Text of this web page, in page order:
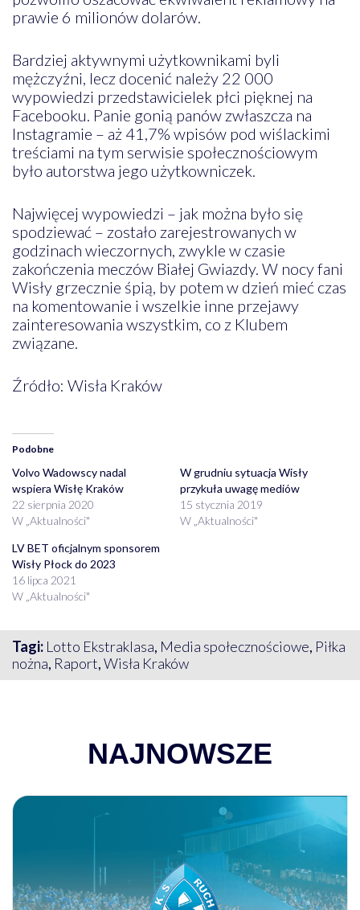
prawie 6 milionów dolarów.
Bardziej aktywnymi użytkownikami byli
mężczyźni, lecz docenić należy 22 000
wypowiedzi przedstawicielek płci pięknej na
Facebooku. Panie gonią panów zwłaszcza na
Instagramie – aż 41,7% wpisów pod wiślackimi
treściami na tym serwisie społecznościowym
było autorstwa jego użytkowniczek.
Najwięcej wypowiedzi – jak można było się
spodziewać – zostało zarejestrowanych w
godzinach wieczornych, zwykle w czasie
zakończenia meczów Białej Gwiazdy. W nocy fani
Wisły grzecznie śpią, by potem w dzień mieć czas
na komentowanie i wszelkie inne przejawy
zainteresowania wszystkim, co z Klubem
związane.
Źródło: Wisła Kraków
Podobne
Volvo Wadowscy nadal
wspiera Wisłę Kraków
22 sierpnia 2020
W „Aktualności"
W grudniu sytuacja Wisły
przykuła uwagę mediów
15 stycznia 2019
W „Aktualności"
LV BET oficjalnym sponsorem
Wisły Płock do 2023
16 lipca 2021
W „Aktualności"
Tagi: Lotto Ekstraklasa, Media społecznościowe, Piłka
nożna, Raport,Wisła Kraków
NAJNOWSZE